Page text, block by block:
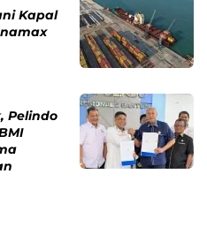
Kapal
Pelindo